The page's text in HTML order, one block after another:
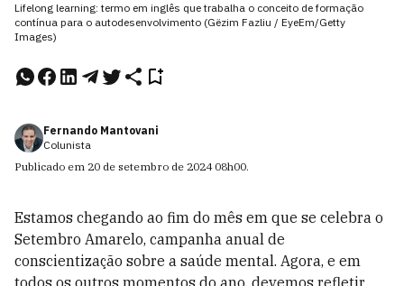
Lifelong learning: termo em inglês que trabalha o conceito de formação
contínua para o autodesenvolvimento (Gëzim Fazliu / EyeEm/Getty
Images)
Fernando Mantovani
Colunista
Publicado em 20 de setembro de 2024 08h00.
Estamos chegando ao fim do mês em que se celebra o
Setembro Amarelo, campanha anual de
conscientização sobre a saúde mental. Agora, e em
todos os outros momentos do ano, devemos refletir